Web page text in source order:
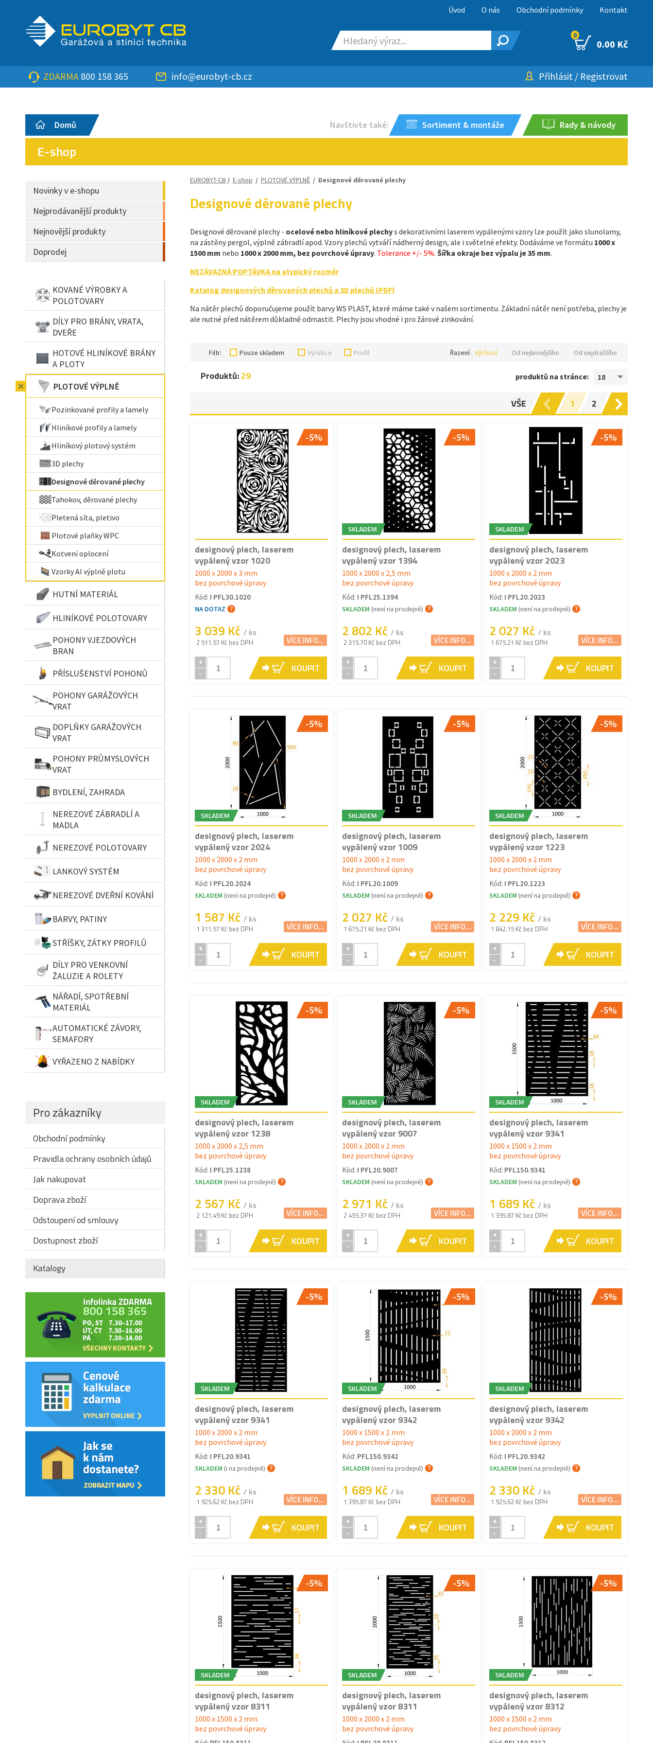
Úvod O nás Obchodní podmínky Kontakt
0
0.00 Kč
ZDARMA 800 158 365 info@eurobyt-cb.cz Přihlásit / Registrovat
Domů Navštivte také: Sortiment & montáže Rady & návody
E-shop
Novinky v e-shopu
Nejprodávanější produkty
Nejnovější produkty
Doprodej
KOVANÉ VÝROBKY A
POLOTOVARY
DÍLY PRO BRÁNY, VRATA,
DVEŘE
HOTOVÉ HLINÍKOVÉ BRÁNY
A PLOTY
PLOTOVÉ VÝPLNĚ
Pozinkované profily a lamely
Hliníkové profily a lamely
Hliníkový plotový systém
3D plechy
Designové děrované plechy
Tahokov, děrované plechy
Pletená síta, pletivo
Plotové plaňky WPC
Kotvení oplocení
Vzorky Al výplně plotu
HUTNÍ MATERIÁL
HLINÍKOVÉ POLOTOVARY
POHONY VJEZDOVÝCH
BRAN
PŘÍSLUŠENSTVÍ POHONŮ
POHONY GARÁŽOVÝCH
VRAT
DOPLŇKY GARÁŽOVÝCH
VRAT
POHONY PRŮMYSLOVÝCH
VRAT
BYDLENÍ, ZAHRADA
NEREZOVÉ ZÁBRADLÍ A
MADLA
NEREZOVÉ POLOTOVARY
LANKOVÝ SYSTÉM
NEREZOVÉ DVEŘNÍ KOVÁNÍ
BARVY, PATINY
STŘÍŠKY, ZÁTKY PROFILŮ
DÍLY PRO VENKOVNÍ
ŽALUZIE A ROLETY
NÁŘADÍ, SPOTŘEBNÍ
MATERIÁL
AUTOMATICKÉ ZÁVORY,
SEMAFORY
VYŘAZENO Z NABÍDKY
Pro zákazníky
Obchodní podmínky
Pravidla ochrany osobních údajů
Jak nakupovat
Doprava zboží
Odstoupení od smlouvy
Dostupnost zboží
Katalogy
EUROBYT-CB / E-shop / PLOTOVÉ VÝPLNĚ/ Designové děrované plechy
Designové děrované plechy
Designové děrované plechy - ocelové nebo hliníkové plechys dekorativními laserem vypálenými vzory lze použít jako slunolamy,
na zástěny pergol, výplně zábradlí apod. Vzory plechů vytváří nádherný design, ale i světelné efekty. Dodáváme ve formátu 1000 x
1500 mm​ nebo 1000 x 2000 mm, bez povrchové úpravy. Tolerance +/- 5%. Šířka okraje bez výpalu je 35 mm.
NEZÁVAZNÁ POPTÁVKA na atypický rozměr
Katalog designových děrovaných plechů a 3D plechů (PDF)
Na nátěr plechů doporučujeme použít barvy WS PLAST, které máme také v našem sortimentu. Základní nátěr není potřeba, plechy je
ale nutné před nátěrem důkladně odmastit. Plechy jsou vhodné i pro žárové zinkování.
Filtr: Pouze skladem Výrobce Profil Řazení: Výchozí Od nejlevnějšího Od nejdražšího
produktů na stránce: 18
Produktů:29
VŠE 1 2
-5%
designový plech, laserem
vypálený vzor 1020
1000 x 2000 x 3 mm
bez povrchové úpravy
Kód: I PFL30.1020
NA DOTAZ
3 039 Kč / ks
2 511.57 Kč bez DPH VÍCE INFO...
+
-
KOUPIT
-5%
SKLADEM
designový plech, laserem
vypálený vzor 1394
1000 x 2000 x 2,5 mm
bez povrchové úpravy
Kód: I PFL25.1394
SKLADEM (není na prodejně)
2 802 Kč / ks
2 315.70 Kč bez DPH VÍCE INFO...
+
-
KOUPIT
-5%
SKLADEM
designový plech, laserem
vypálený vzor 2023
1000 x 2000 x 2 mm
bez povrchové úpravy
Kód: I PFL20.2023
SKLADEM (není na prodejně)
2 027 Kč / ks
1 675.21 Kč bez DPH VÍCE INFO...
+
-
KOUPIT
-5%
SKLADEM
designový plech, laserem
vypálený vzor 2024
1000 x 2000 x 2 mm
bez povrchové úpravy
Kód: I PFL20.2024
SKLADEM (není na prodejně)
1 587 Kč / ks
1 311.57 Kč bez DPH VÍCE INFO...
+
-
KOUPIT
-5%
SKLADEM
designový plech, laserem
vypálený vzor 1009
1000 x 2000 x 2 mm
bez povrchové úpravy
Kód: I PFL20.1009
SKLADEM (není na prodejně)
2 027 Kč / ks
1 675.21 Kč bez DPH VÍCE INFO...
+
-
KOUPIT
-5%
SKLADEM
designový plech, laserem
vypálený vzor 1223
1000 x 2000 x 2 mm
bez povrchové úpravy
Kód: I PFL20.1223
SKLADEM (není na prodejně)
2 229 Kč / ks
1 842.15 Kč bez DPH VÍCE INFO...
+
-
KOUPIT
-5%
SKLADEM
designový plech, laserem
vypálený vzor 1238
1000 x 2000 x 2,5 mm
bez povrchové úpravy
Kód: I PFL25.1238
SKLADEM (není na prodejně)
2 567 Kč / ks
2 121.49 Kč bez DPH VÍCE INFO...
+
-
KOUPIT
-5%
SKLADEM
designový plech, laserem
vypálený vzor 9007
1000 x 2000 x 2 mm
bez povrchové úpravy
Kód: I PFL20.9007
SKLADEM (není na prodejně)
2 971 Kč / ks
2 455.37 Kč bez DPH VÍCE INFO...
+
-
KOUPIT
-5%
SKLADEM
designový plech, laserem
vypálený vzor 9341
1000 x 1500 x 2 mm
bez povrchové úpravy
Kód: PFL150.9341
SKLADEM (není na prodejně)
1 689 Kč / ks
1 395.87 Kč bez DPH VÍCE INFO...
+
-
KOUPIT
-5%
SKLADEM
designový plech, laserem
vypálený vzor 9341
1000 x 2000 x 2 mm
bez povrchové úpravy
Kód: I PFL20.9341
SKLADEM (i na prodejně)
2 330 Kč / ks
1 925.62 Kč bez DPH VÍCE INFO...
+
-
KOUPIT
-5%
SKLADEM
designový plech, laserem
vypálený vzor 9342
1000 x 1500 x 2 mm
bez povrchové úpravy
Kód: PFL150.9342
SKLADEM (není na prodejně)
1 689 Kč / ks
1 395.87 Kč bez DPH VÍCE INFO...
+
-
KOUPIT
-5%
SKLADEM
designový plech, laserem
vypálený vzor 9342
1000 x 2000 x 2 mm
bez povrchové úpravy
Kód: I PFL20.9342
SKLADEM (není na prodejně)
2 330 Kč / ks
1 925.62 Kč bez DPH VÍCE INFO...
+
-
KOUPIT
-5%
SKLADEM
designový plech, laserem
vypálený vzor 8311
1000 x 1500 x 2 mm
bez povrchové úpravy
-5%
SKLADEM
designový plech, laserem
vypálený vzor 8311
1000 x 2000 x 2 mm
bez povrchové úpravy
-5%
SKLADEM
designový plech, laserem
vypálený vzor 8312
1000 x 1500 x 2 mm
bez povrchové úpravy